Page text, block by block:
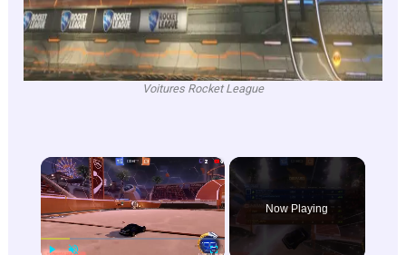
Voitures Rocket League
×
Now Playing